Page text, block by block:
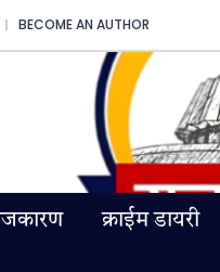
BECOME AN AUTHOR
क्राईम डायरी